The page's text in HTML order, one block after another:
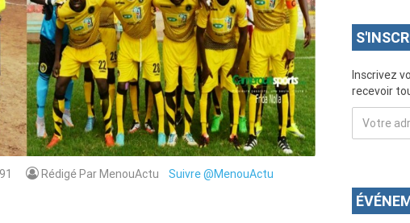
Rédigé Par MenouActuSuivre @MenouActu
Inscrivez
recevoir